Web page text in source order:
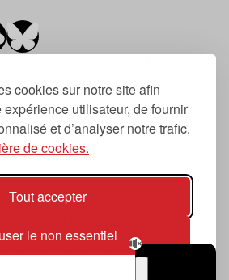
cookies sur notre site afin
expérience utilisateur, de fournir
et d’analyser notre trafic.
de cookies.
Tout accepter
le non essentiel
indépendant sur la
tendances, dont la
de 2007.
« prochain », « suivant
à la thématique du
des nouvelles tendances
viennent de la musique
ou du hip hop, et des
de société liés à la